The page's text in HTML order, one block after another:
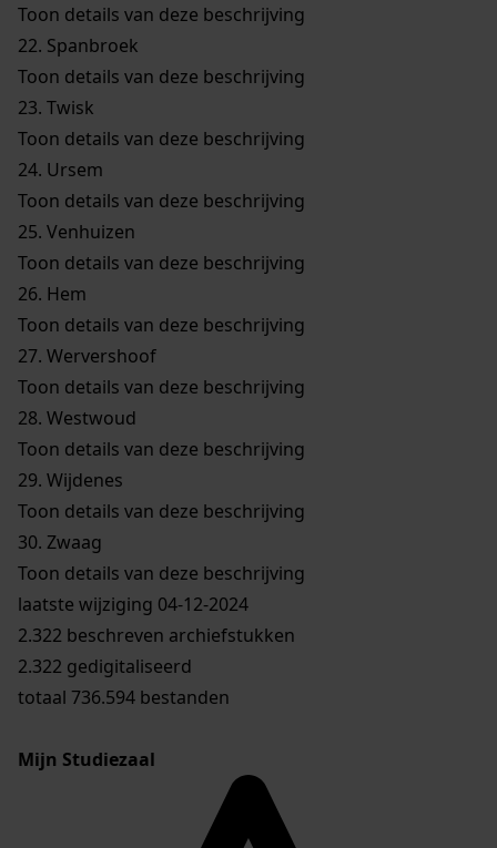
Toon details van deze beschrijving
22. Spanbroek
Toon details van deze beschrijving
23. Twisk
Toon details van deze beschrijving
24. Ursem
Toon details van deze beschrijving
25. Venhuizen
Toon details van deze beschrijving
26. Hem
Toon details van deze beschrijving
27. Wervershoof
Toon details van deze beschrijving
28. Westwoud
Toon details van deze beschrijving
29. Wijdenes
Toon details van deze beschrijving
30. Zwaag
Toon details van deze beschrijving
laatste wijziging 04-12-2024
2.322 beschreven archiefstukken
2.322 gedigitaliseerd
totaal 736.594 bestanden
Mijn Studiezaal